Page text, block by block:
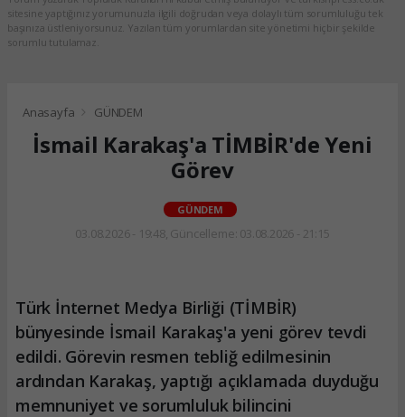
sitesine yaptığınız yorumunuzla ilgili doğrudan veya dolaylı tüm sorumluluğu tek
başınıza üstleniyorsunuz. Yazılan tüm yorumlardan site yönetimi hiçbir şekilde
sorumlu tutulamaz.
Anasayfa GÜNDEM
İsmail Karakaş'a TİMBİR'de Yeni
Görev
GÜNDEM
03.08.2026 - 19:48, Güncelleme: 03.08.2026 - 21:15
Türk İnternet Medya Birliği (TİMBİR)
bünyesinde İsmail Karakaş'a yeni görev tevdi
edildi. Görevin resmen tebliğ edilmesinin
ardından Karakaş, yaptığı açıklamada duyduğu
memnuniyet ve sorumluluk bilincini